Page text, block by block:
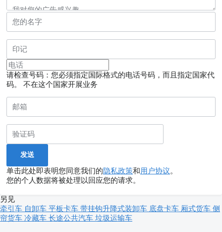
请检查号码：您必须指定国际格式的电话号码，而且指定国家代
码。
不在这个国家开展业务
单击此处即表明您同意我们的隐私政策和用户协议。
您的个人数据将被处理以回应您的请求。
另见
牵引车 自卸车 平板卡车 带挂钩升降式装卸车 底盘卡车 厢式货车 侧
帘货车 冷藏车 长途公共汽车 垃圾运输车